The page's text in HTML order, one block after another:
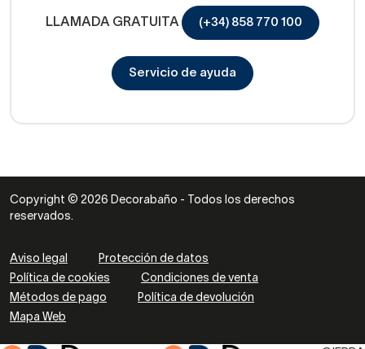
LLAMADA GRATUITA (+34) 858 770 100
Servicio de ayuda
Copyright © 2026 Decorabaño - Todos los derechos
reservados.
Aviso legal
Protección de datos
Política de cookies
Condiciones de venta
Métodos de pago
Política de devolución
Mapa Web